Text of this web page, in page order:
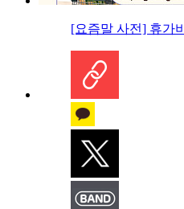
[요즘말 사전] 휴가